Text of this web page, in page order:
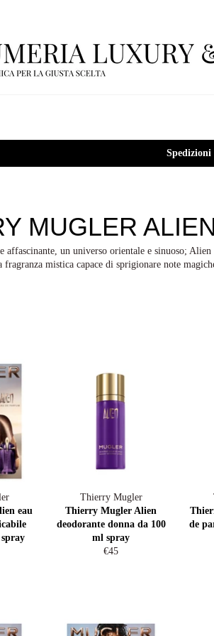
DEL SITO
MUGLER
affascinante, un universo orientale e sinuoso;
fragranza mistica capace di sprigionare note
eau
Thierry Mugler
Thierry Mugler Alien
deodorante donna da 100
ml spray
Prezzo
€45
de